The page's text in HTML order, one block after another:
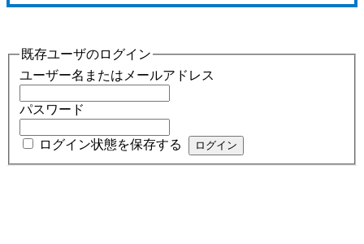
既存ユーザのログイン
ユーザー名またはメールアドレス
パスワード
ログイン状態を保存する